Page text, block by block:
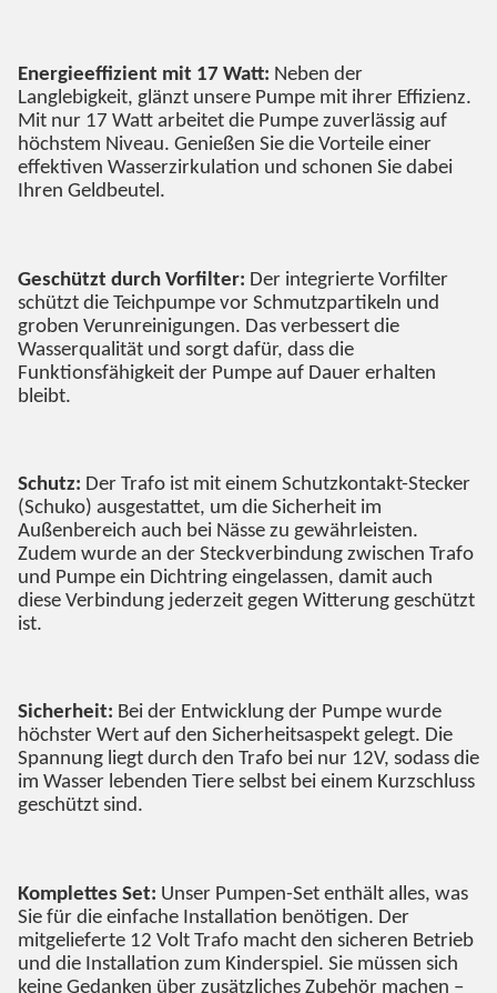
Energieeffizient mit 17 Watt: Neben der
Langlebigkeit, glänzt unsere Pumpe mit ihrer Effizienz.
Mit nur 17 Watt arbeitet die Pumpe zuverlässig auf
höchstem Niveau. Genießen Sie die Vorteile einer
effektiven Wasserzirkulation und schonen Sie dabei
Ihren Geldbeutel.
Geschützt durch Vorfilter: Der integrierte Vorfilter
schützt die Teichpumpe vor Schmutzpartikeln und
groben Verunreinigungen. Das verbessert die
Wasserqualität und sorgt dafür, dass die
Funktionsfähigkeit der Pumpe auf Dauer erhalten
bleibt.
Schutz: Der Trafo ist mit einem Schutzkontakt-Stecker
(Schuko) ausgestattet, um die Sicherheit im
Außenbereich auch bei Nässe zu gewährleisten.
Zudem wurde an der Steckverbindung zwischen Trafo
und Pumpe ein Dichtring eingelassen, damit auch
diese Verbindung jederzeit gegen Witterung geschützt
ist.
Sicherheit: Bei der Entwicklung der Pumpe wurde
höchster Wert auf den Sicherheitsaspekt gelegt. Die
Spannung liegt durch den Trafo bei nur 12V, sodass die
im Wasser lebenden Tiere selbst bei einem Kurzschluss
geschützt sind.
Komplettes Set: Unser Pumpen-Set enthält alles, was
Sie für die einfache Installation benötigen. Der
mitgelieferte 12 Volt Trafo macht den sicheren Betrieb
und die Installation zum Kinderspiel. Sie müssen sich
keine Gedanken über zusätzliches Zubehör machen –